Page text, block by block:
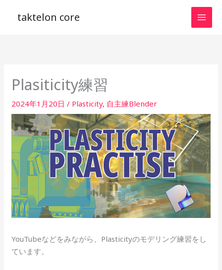
taktelon core
Plasiticity練習
2024年1月20日/ Plasticity, 自主練Blender
YouTubeなどをみながら、Plasticityのモデリング練習をし
ています。